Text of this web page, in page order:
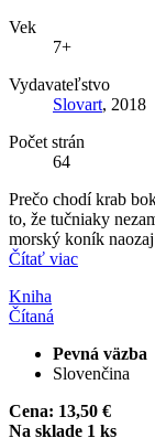
Vek
7+
Vydavateľstvo
Slovart, 2018
Počet strán
64
Prečo chodí krab
to, že tučniaky
morský koník
Čítať viac
Kniha
Čítaná
Pevná väzba
Slovenčina
Cena: 13,50 €
Na sklade 1 ks